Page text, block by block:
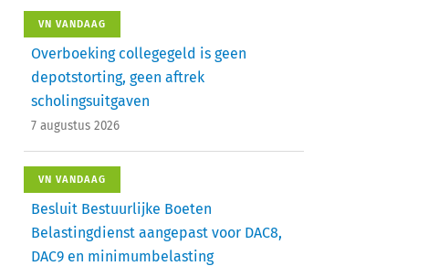
VN VANDAAG
Overboeking collegegeld is geen
depotstorting, geen aftrek
scholingsuitgaven
7 augustus 2026
VN VANDAAG
Besluit Bestuurlijke Boeten
Belastingdienst aangepast voor DAC8,
DAC9 en minimumbelasting